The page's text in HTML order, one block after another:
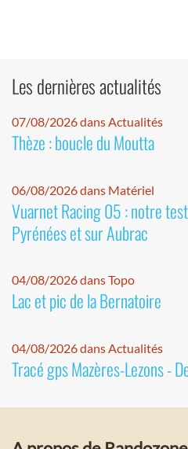
Les dernières actualités
07/08/2026 dans Actualités
Thèze : boucle du Moutta
06/08/2026 dans Matériel
Vuarnet Racing 05 : notre
Pyrénées et sur Aubrac
04/08/2026 dans Topo
Lac et pic de la Bernatoire
04/08/2026 dans Actualités
Tracé gps Mazères-Lezons -